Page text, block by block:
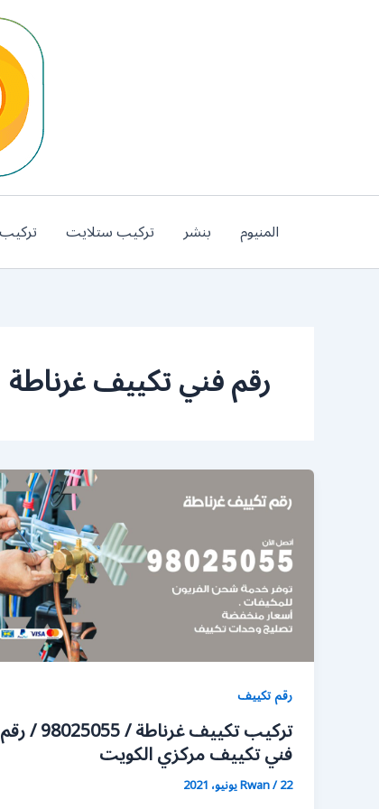
المنيوم بنشر تركيب ستلايت
رقم فني تكييف غرناطة
رقم تكييف
تركيب تكييف غرناطة / 98025055 / رقم
فني تكييف مركزي الكويت
Rwan/22 يونيو، 2021